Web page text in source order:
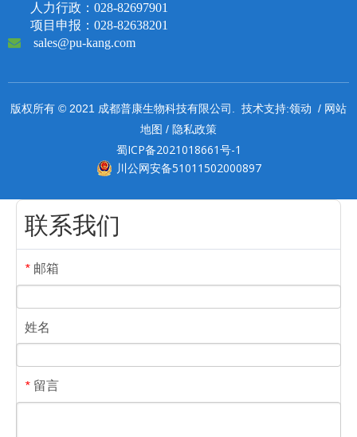
人力行政：028-82697901
项目申报：028-82638201
 sales@pu-kang.com
版权所有 © 2021 成都普康生物科技有限公司. 技术支持:领动 / 网站
地图 / 隐私政策
蜀ICP备2021018661号-1
川公网安备51011502000897
联系我们
* 邮箱
姓名
* 留言